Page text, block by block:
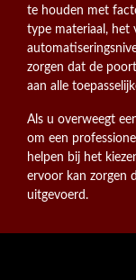
te houden met
type materiaal, het
zorgen dat de
aan alle
Als u overweegt
om een
helpen bij het
ervoor kan zorgen
uitgevoerd.